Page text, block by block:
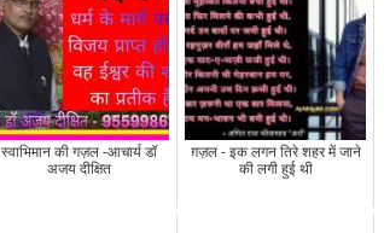
स्वाभिमान की गज़ल -आचार्य डॉ
अजय दीक्षित
ग़ज़ल - इक लगन तिरे शहर में जाने
की लगी हुई थी